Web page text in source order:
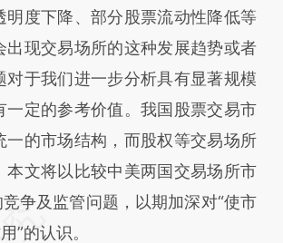
度下降、部分股票流动性降低等
现交易场所的这种发展趋势或者
于我们进一步分析具有显著规模
定的参考价值。我国股票交易市
的市场结构，而股权等交易场所
文将以比较中美两国交易场所市
争及监管问题，以期加深对“使市
”的认识。